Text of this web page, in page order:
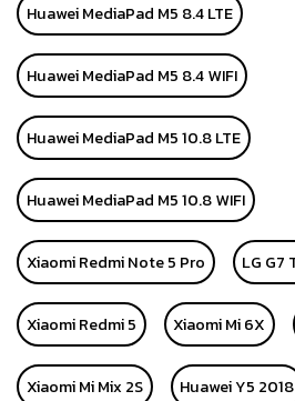
Huawei MediaPad M5 8.4 LTE
Huawei MediaPad M5 8.4 WIFI
Huawei MediaPad M5 10.8 LTE
Huawei MediaPad M5 10.8 WIFI
Xiaomi Redmi Note 5 Pro LG G7
Xiaomi Redmi 5 Xiaomi Mi 6X
Xiaomi Mi Mix 2S Huawei Y5 2018